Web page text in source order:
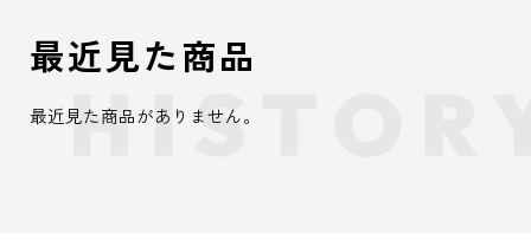
最近見た商品
最近見た商品がありません。